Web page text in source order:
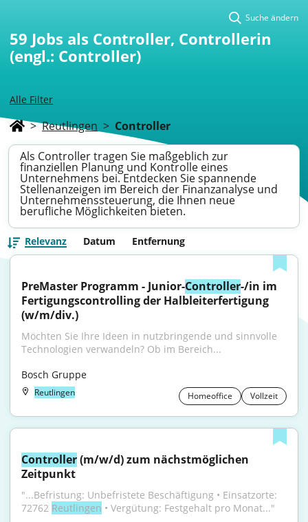
Alle Filter
Suche ändern
59 Jobs als Controller, Controllerin
(engl.: Controller)
> Reutlingen > Controller
Als Controller tragen Sie maßgeblich zur
finanziellen Planung und Kontrolle eines
Unternehmens bei. Entdecken Sie spannende
Stellenanzeigen im Bereich der Finanzanalyse und
Unternehmenssteuerung, die Ihnen neue
berufliche Möglichkeiten bieten.
Relevanz Datum Entfernung
PreMaster Programm - Junior-Controller-/in im
Fertigungscontrolling der Halbleiterfertigung
(w/m/div.)
Möchten Sie Ihre Ideen in nutzbringende und sinnvolle
Technologien verwandeln? Ob im Bereich...
Bosch Gruppe
Reutlingen Homeoffice Vollzeit
Controller (m/w/d) zum nächstmöglichen
Zeitpunkt
"...Befristung: Unbefristete Beschäftigung • Einsatzorte:
72762 Reutlingen • Vergütung: Festgehalt pro Monat..."